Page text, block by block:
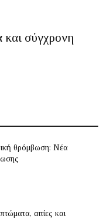
σύγχρονη
θρόμβωση: Νέα
αιτίες και